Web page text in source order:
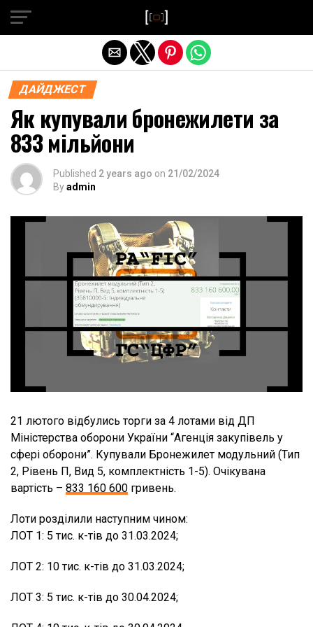
ДАЙДЖЕСТ
Як купували бронежилети за
833 мільйони
Published 2 years ago on 21/02/2024
Byadmin
21 лютого відбулись торги за 4 лотами від ДП
Міністерства оборони України “Агенція закупівель у
сфері оборони”. Купували Бронежилет модульний (Тип
2, Рівень П, Вид 5, комплектність 1-5). Очікувана
вартість – 833 160 600 гривень.
Лоти розділили наступним чином:
ЛОТ 1: 5 тис. к-тів до 31.03.2024;
ЛОТ 2: 10 тис. к-тів до 31.03.2024;
ЛОТ 3: 5 тис. к-тів до 30.04.2024;
Exit mobile version